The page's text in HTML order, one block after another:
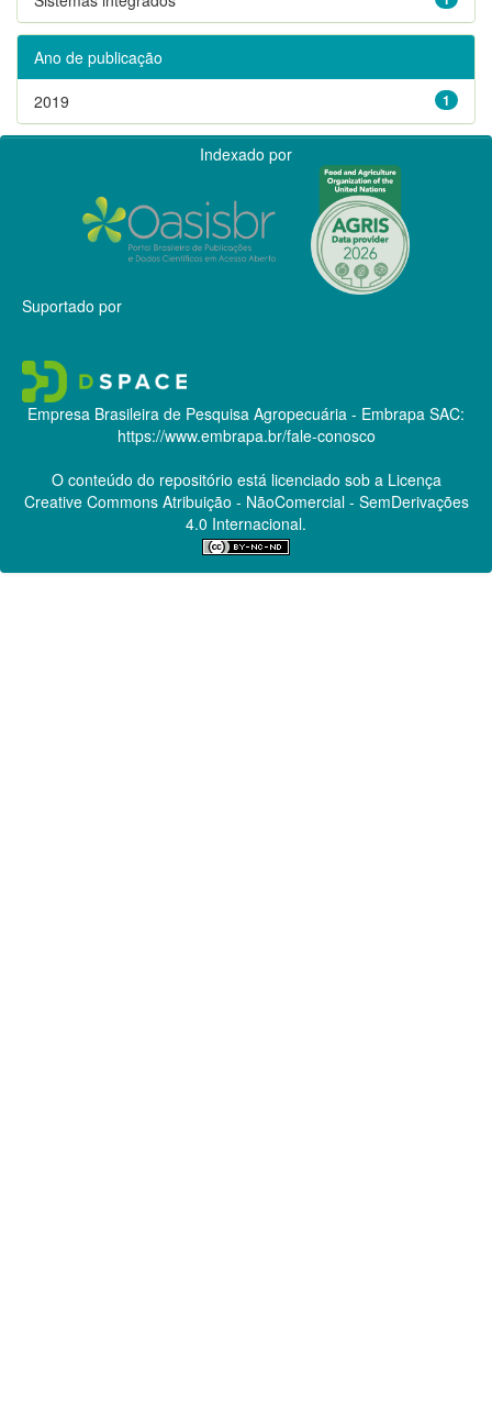
Ano de publicação
1
2019
Indexado por
Suportado por
Empresa Brasileira de Pesquisa Agropecuária - Embrapa SAC:
https://www.embrapa.br/fale-conosco
O conteúdo do repositório está licenciado sob a Licença
Creative CommonsAtribuição - NãoComercial - SemDerivações
4.0 Internacional.